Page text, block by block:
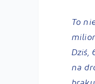
To
Dziś,
na